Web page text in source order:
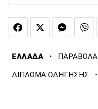
ΕΛΛΑΔΑ · ΠΑΡΑΒΟΛΑ
ΔΙΠΛΩΜΑ ΟΔΗΓΗΣΗΣ ·